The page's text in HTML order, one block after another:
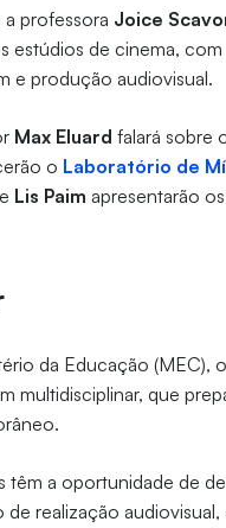
professora Joice
estúdios de cinema,
e produção audiovisual.
Max Eluard falará sobre
o Laboratório de
e Lis Paim apresentarão
da Educação (MEC),
multidisciplinar, que
têm a oportunidade de
realização audiovisual,